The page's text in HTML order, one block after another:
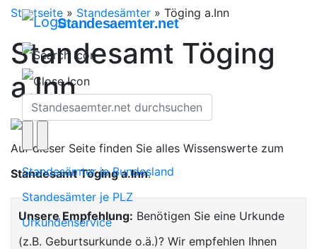
Standesaemter.net
Standesämter je Bundesland
Standesämter je PLZ
Urkundenservice
Startseite » Standesämter » Töging a.Inn
Standesamt Töging
a.Inn
Auf dieser Seite finden Sie alles Wissenswerte zum
Standesamt Töging a.Inn.
Unsere Empfehlung: Benötigen Sie eine Urkunde
(z.B. Geburtsurkunde o.ä.)? Wir empfehlen Ihnen